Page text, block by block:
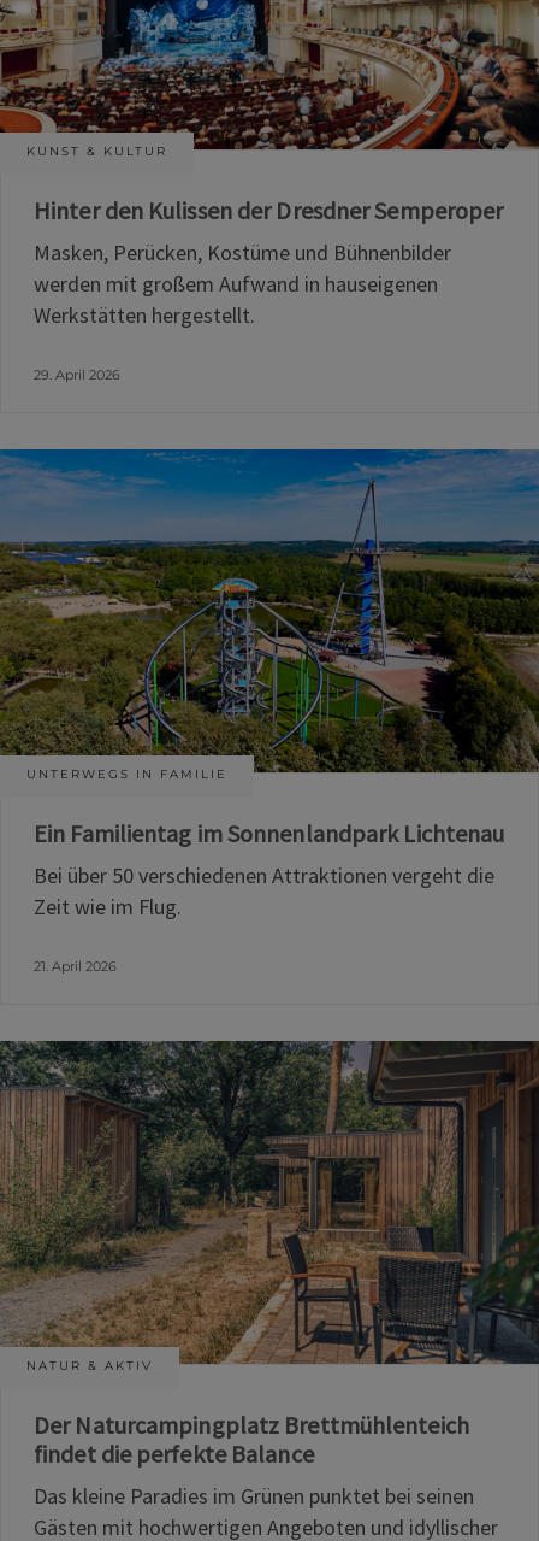
KUNST & KULTUR
Hinter den Kulissen der Dresdner Semperoper
Masken, Perücken, Kostüme und Bühnenbilder
werden mit großem Aufwand in hauseigenen
Werkstätten hergestellt.
29. April 2026
UNTERWEGS IN FAMILIE
Ein Familientag im Sonnenlandpark Lichtenau
Bei über 50 verschiedenen Attraktionen vergeht die
Zeit wie im Flug.
21. April 2026
NATUR & AKTIV
Der Naturcampingplatz Brettmühlenteich
findet die perfekte Balance
Das kleine Paradies im Grünen punktet bei seinen
Gästen mit hochwertigen Angeboten und idyllischer